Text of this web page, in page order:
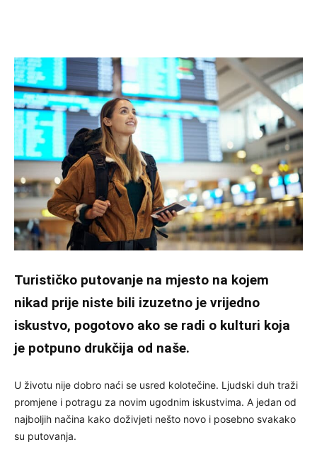
Turističko putovanje na mjesto na kojem
nikad prije niste bili izuzetno je vrijedno
iskustvo, pogotovo ako se radi o kulturi koja
je potpuno drukčija od naše.
U životu nije dobro naći se usred kolotečine. Ljudski duh traži
promjene i potragu za novim ugodnim iskustvima. A jedan od
najboljih načina kako doživjeti nešto novo i posebno svakako
su putovanja.